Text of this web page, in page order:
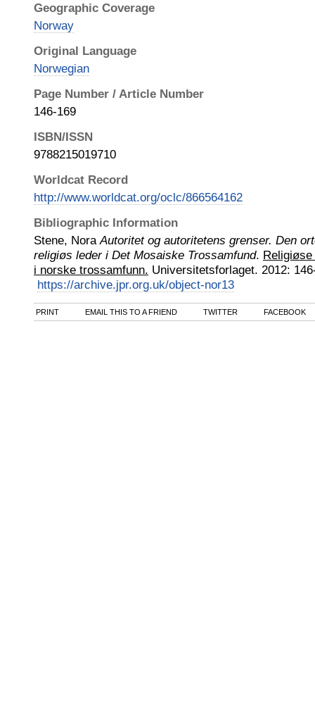
Geographic Coverage
Norway
Original Language
Norwegian
Page Number / Article Number
146-169
ISBN/ISSN
9788215019710
Worldcat Record
http://www.worldcat.org/oclc/866564162
Bibliographic Information
Stene, Nora Autoritet og autoritetens grenser. Den
religiøs leder i Det Mosaiske Trossamfund.
i norske trossamfunn. Universitetsforlaget. 2012:
https://archive.jpr.org.uk/object-nor13
PRINT EMAIL THIS TO A FRIEND TWITTER FACEBOOK